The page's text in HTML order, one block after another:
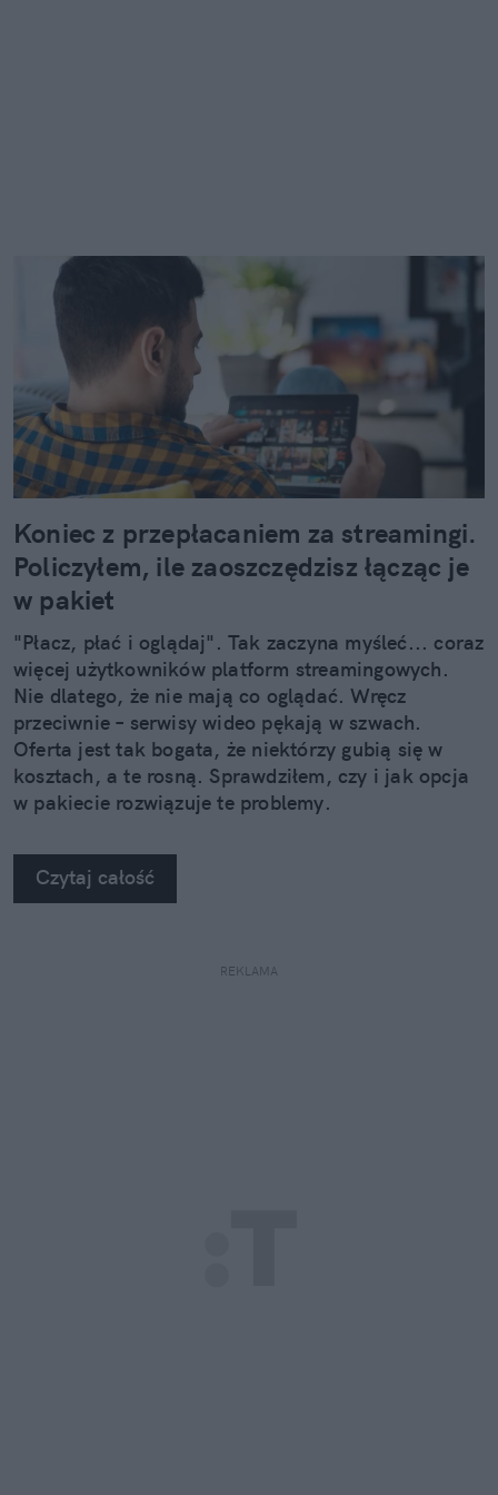
Koniec z przepłacaniem za streamingi.
Policzyłem, ile zaoszczędzisz łącząc je
w pakiet
"Płacz, płać i oglądaj". Tak zaczyna myśleć... coraz
więcej użytkowników platform streamingowych.
Nie dlatego, że nie mają co oglądać. Wręcz
przeciwnie – serwisy wideo pękają w szwach.
Oferta jest tak bogata, że niektórzy gubią się w
kosztach, a te rosną. Sprawdziłem, czy i jak opcja
w pakiecie rozwiązuje te problemy.
Czytaj całość
REKLAMA